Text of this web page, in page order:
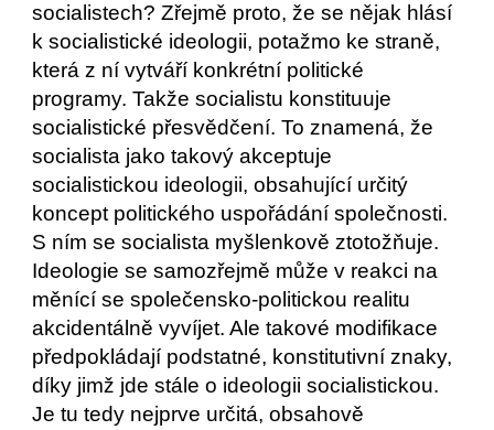
socialistech? Zřejmě proto, že se nějak hlásí
k socialistické ideologii, potažmo ke straně,
která z ní vytváří konkrétní politické
programy. Takže socialistu konstituuje
socialistické přesvědčení. To znamená, že
socialista jako takový akceptuje
socialistickou ideologii, obsahující určitý
koncept politického uspořádání společnosti.
S ním se socialista myšlenkově ztotožňuje.
Ideologie se samozřejmě může v reakci na
měnící se společensko-politickou realitu
akcidentálně vyvíjet. Ale takové modifikace
předpokládají podstatné, konstitutivní znaky,
díky jimž jde stále o ideologii socialistickou.
Je tu tedy nejprve určitá, obsahově